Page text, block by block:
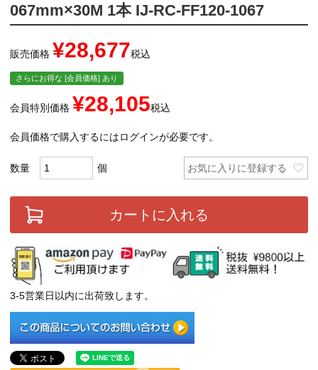
067mm×30M 1本 IJ-RC-FF120-1067
販売価格 ¥28,677税込
さらにお得な [会員価格] あり
会員特別価格 ¥28,105税込
会員価格で購入するにはログインが必要です。
お気に入りに登録する
カートに入れる
3-5営業日以内に出荷致します。